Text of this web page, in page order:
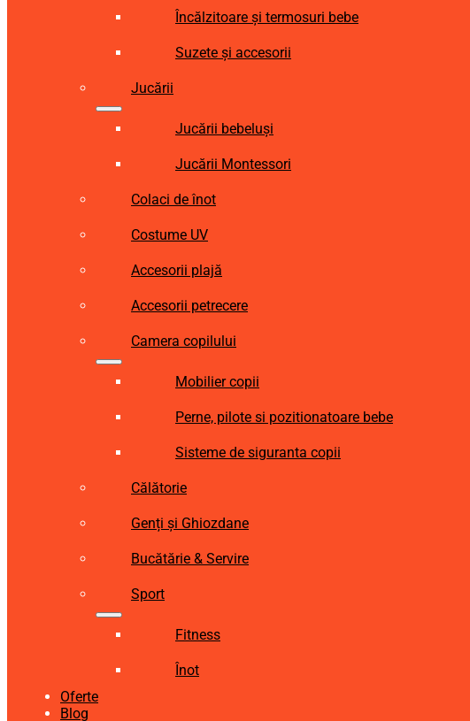
Încălzitoare și termosuri bebe
Suzete și accesorii
Jucării
Jucării bebeluși
Jucării Montessori
Colaci de înot
Costume UV
Accesorii plajă
Accesorii petrecere
Camera copilului
Mobilier copii
Perne, pilote si pozitionatoare bebe
Sisteme de siguranta copii
Călătorie
Genți și Ghiozdane
Bucătărie & Servire
Sport
Fitness
Înot
Oferte
Blog